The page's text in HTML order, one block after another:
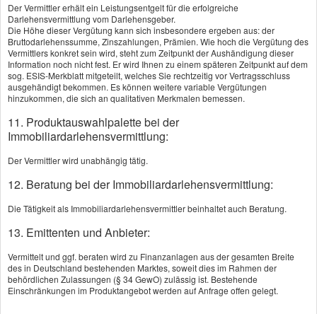
Vergleich und Angebot
Privathaftpflichtversicherung
Vorname, Name: *
Geburtsdatum:
Telefon:
Der Vermittler erhält ein Leistungsentgelt für die erfolgreiche
Darlehensvermittlung vom Darlehensgeber.
Die Höhe dieser Vergütung kann sich insbesondere ergeben aus: der
Bruttodarlehenssumme, Zinszahlungen, Prämien. Wie hoch die Vergütung des
Vermittlers konkret sein wird, steht zum Zeitpunkt der Aushändigung dieser
Information noch nicht fest. Er wird Ihnen zu einem späteren Zeitpunkt auf dem
sog. ESIS-Merkblatt mitgeteilt, welches Sie rechtzeitig vor Vertragsschluss
ausgehändigt bekommen. Es können weitere variable Vergütungen
hinzukommen, die sich an qualitativen Merkmalen bemessen.
11. Produktauswahlpalette bei der
Immobiliardarlehensvermittlung:
Der Vermittler wird unabhängig tätig.
12. Beratung bei der Immobiliardarlehensvermittlung:
Die Tätigkeit als Immobiliardarlehensvermittler beinhaltet auch Beratung.
13. Emittenten und Anbieter:
Vermittelt und ggf. beraten wird zu Finanzanlagen aus der gesamten Breite
des in Deutschland bestehenden Marktes, soweit dies im Rahmen der
behördlichen Zulassungen (§ 34 GewO) zulässig ist. Bestehende
Einschränkungen im Produktangebot werden auf Anfrage offen gelegt.